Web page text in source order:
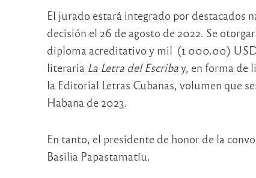
El jurado estará integrado por destacados
decisión el 26 de agosto de 2022. Se
diploma acreditativo y mil (1 000.00)
literaria La Letra del Escribay, en forma de
la Editorial Letras Cubanas, volumen que
Habana de 2023.
En tanto, el presidente de honor de la
Basilia Papastamatíu.